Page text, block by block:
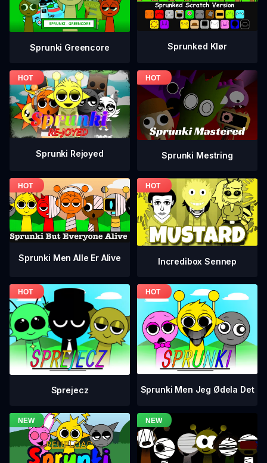
Sprunki Greencore Sprunked Klør
Sprunki Rejoyed Sprunki Mestring
Sprunki Men Alle Er Alive Incredibox Sennep
Sprejecz Sprunki Men Jeg Ødela Det